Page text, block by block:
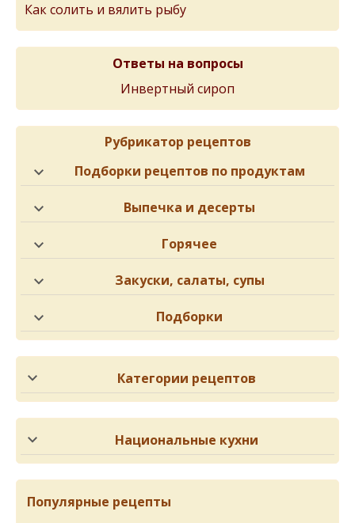
Как солить и вялить рыбу
Ответы на вопросы
Инвертный сироп
Рубрикатор рецептов
Подборки рецептов по продуктам
Выпечка и десерты
Горячее
Закуски, салаты, супы
Подборки
Категории рецептов
Национальные кухни
Популярные рецепты